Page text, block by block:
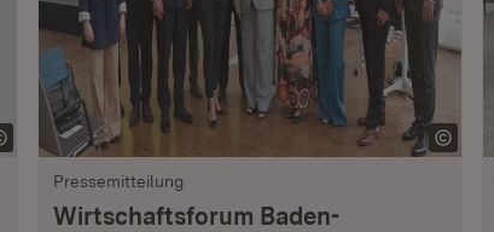
Pressemitteilung
Wirtschaftsforum Baden-